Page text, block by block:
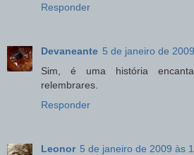
Responder
Devaneante 5 de janeiro de
Sim, é uma história
relembrares.
Responder
Leonor 5 de janeiro de 2009 às